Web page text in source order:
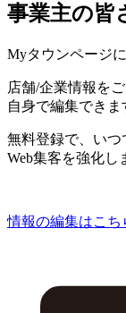
事業主の皆
Myタウンページ
店舗/企業情報を
自身で編集できま
無料登録で、いつ
Web集客を強化し
情報の編集はこち